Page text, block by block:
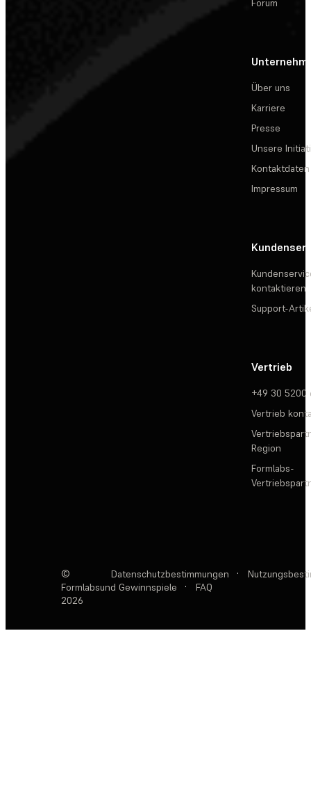
Forum
Über uns
Karriere
Presse
Unsere
Kontaktdaten
Impressum
kontaktieren
Support-
Vertrieb
+49 30 5200
Vertrieb
Region
Formlabs-
©
Formlabs
2026
Datenschutzbestimmungen ·
und Gewinnspiele
· FAQ